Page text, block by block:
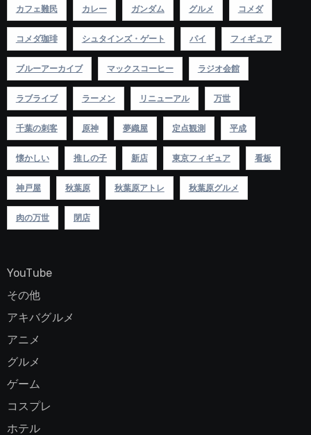
カフェ難民 カレー ガンダム グルメ コメダ
コメダ珈琲 シュタインズ・ゲート パイ フィギュア
ブルーアーカイブ マックスコーヒー ラジオ会館
ラブライブ ラーメン リニューアル 万世
千葉の刺客 原神 夢織屋 定点観測 平成
懐かしい 推しの子 新店 東京フィギュア 看板
神戸屋 秋葉原 秋葉原アトレ 秋葉原グルメ
肉の万世 閉店
YouTube
その他
アキバグルメ
アニメ
グルメ
ゲーム
コスプレ
ホテル